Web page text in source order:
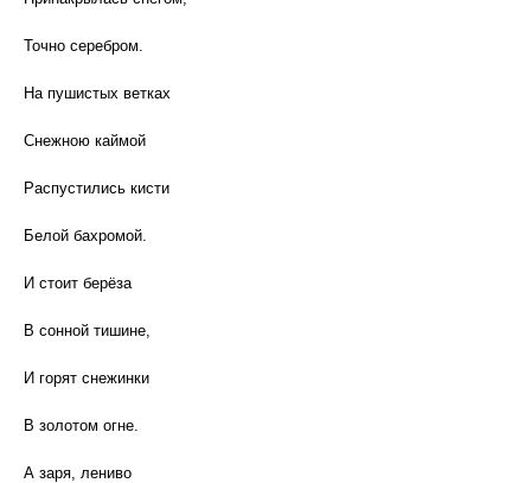
Точно серебром.
На пушистых ветках
Снежною каймой
Распустились кисти
Белой бахромой.
И стоит берёза
В сонной тишине,
И горят снежинки
В золотом огне.
А заря, лениво